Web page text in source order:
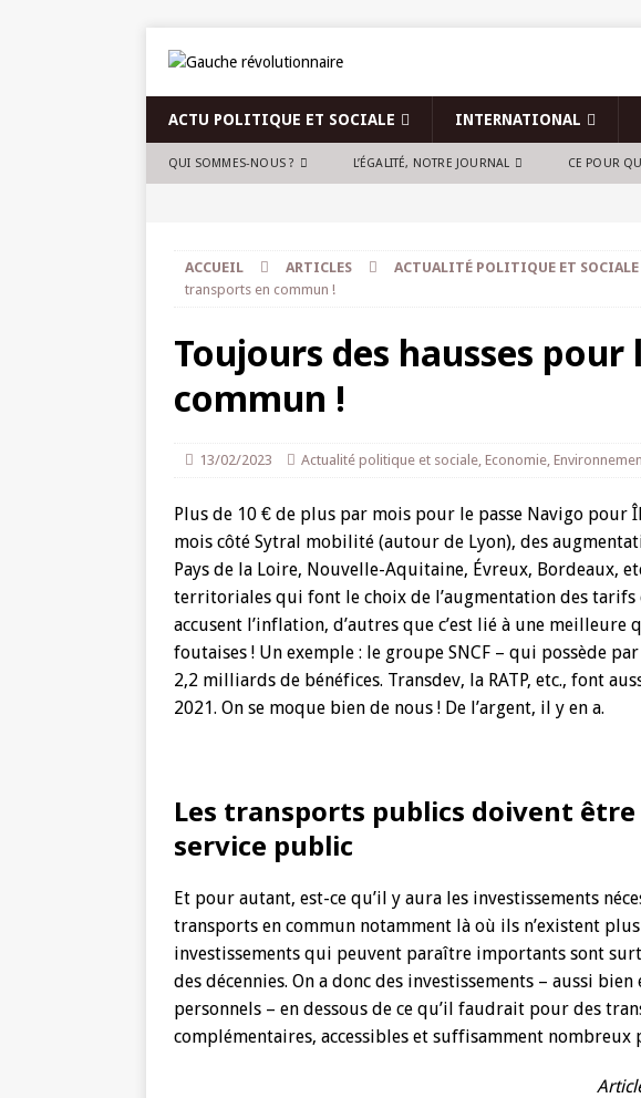
ACTU POLITIQUE ET SOCIALE INTERNATIONAL
QUI SOMMES-NOUS ? L’ÉGALITÉ, NOTRE JOURNAL CE POUR
ACCUEIL ARTICLES ACTUALITÉ POLITIQUE ET SOCIALE
transports en commun !
Toujours des hausses
commun !
13/02/2023 Actualité politique et sociale, Economie,
Plus de 10 € de plus par mois pour le passe Navigo pour
mois côté Sytral mobilité (autour de Lyon), des
Pays de la Loire, Nouvelle-Aquitaine, Évreux, Bordeaux,
territoriales qui font le choix de l’augmentation des tarifs
accusent l’inflation, d’autres que c’est lié à une
foutaises ! Un exemple : le groupe SNCF – qui possède
2,2 milliards de bénéfices. Transdev, la RATP, etc., font
2021. On se moque bien de nous ! De l’argent, il y en a.
Les transports publics doivent
service public
Et pour autant, est-ce qu’il y aura les investissements
transports en commun notamment là où ils n’existent
investissements qui peuvent paraître importants sont
des décennies. On a donc des investissements – aussi
personnels – en dessous de ce qu’il faudrait pour des
complémentaires, accessibles et suffisamment nombreux